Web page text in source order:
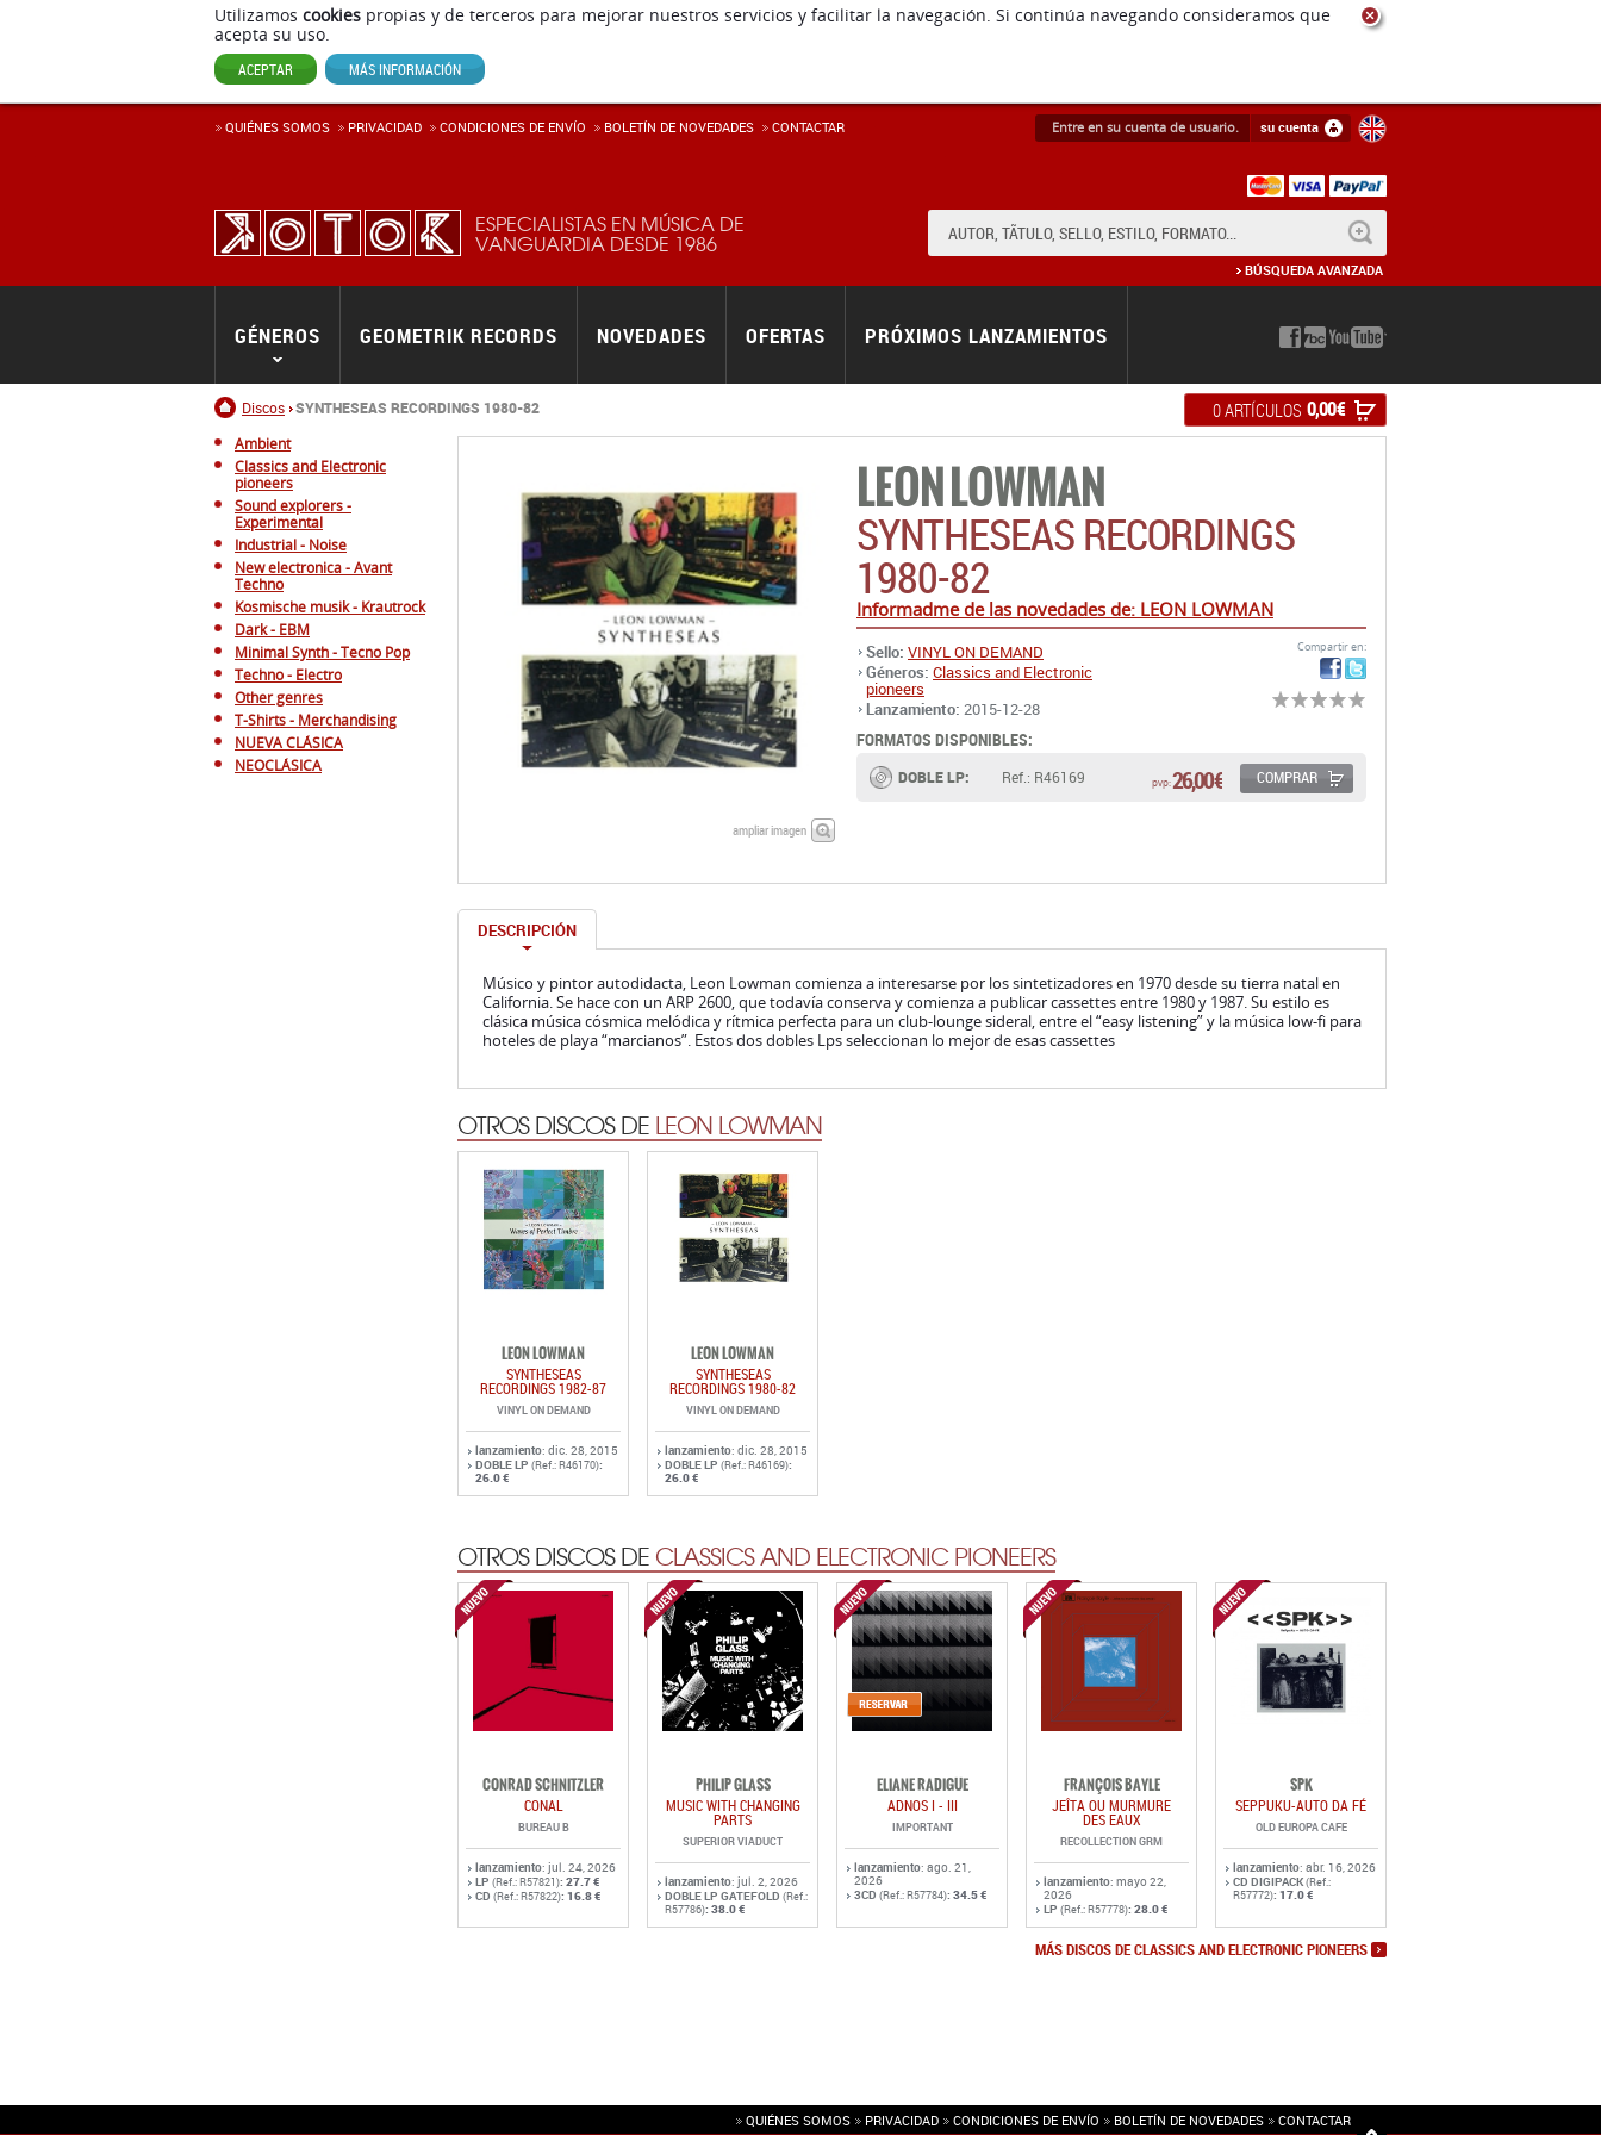
Utilizamos cookies propias y de terceros para mejorar nuestros servicios y facilitar la navegación. Si continúa navegando consideramos que
acepta su uso.
ACEPTAR MÁS INFORMACIÓN
ESPECIALISTAS EN MÚSICA DE
VANGUARDIA DESDE 1986
Inicio
Discos SYNTHESEAS RECORDINGS 1980-82
Entre en su cuenta de usuario. su cuenta
BÚSQUEDA AVANZADA
0 ARTÍCULOS 0,00 €
GÉNEROS GEOMETRIK RECORDS NOVEDADES OFERTAS PRÓXIMOS LANZAMIENTOS
QUIÉNES SOMOS PRIVACIDAD CONDICIONES DE ENVÍ­O BOLETÍN DE NOVEDADES CONTACTAR
Ambient
Classics and Electronic
pioneers
Sound explorers -
Experimental
Industrial - Noise
New electronica - Avant
Techno
Kosmische musik - Krautrock
Dark - EBM
Minimal Synth - Tecno Pop
Techno - Electro
Other genres
T-Shirts - Merchandising
NUEVA CLÁSICA
NEOCLÁSICA
LEON LOWMAN
SYNTHESEAS RECORDINGS
1980-82
Informadme de las novedades de: LEON LOWMAN
ampliar imagen
Sello: VINYL ON DEMAND
Géneros: Classics and Electronic
pioneers
Lanzamiento: 2015-12-28
Compartir en:
FORMATOS DISPONIBLES:
DOBLE LP: Ref.: R46169 pvp:26,00 € COMPRAR
DESCRIPCIÓN
Músico y pintor autodidacta, Leon Lowman comienza a interesarse por los sintetizadores en 1970 desde su tierra natal en
California. Se hace con un ARP 2600, que todavía conserva y comienza a publicar cassettes entre 1980 y 1987. Su estilo es
clásica música cósmica melódica y rítmica perfecta para un club-lounge sideral, entre el “easy listening” y la música low-fi para
hoteles de playa “marcianos”. Estos dos dobles Lps seleccionan lo mejor de esas cassettes
OTROS DISCOS DE LEON LOWMAN
LEON LOWMAN
SYNTHESEAS
RECORDINGS 1982-87
VINYL ON DEMAND
lanzamiento: dic. 28, 2015
DOBLE LP (Ref.: R46170):
26.0 €
LEON LOWMAN
SYNTHESEAS
RECORDINGS 1980-82
VINYL ON DEMAND
lanzamiento: dic. 28, 2015
DOBLE LP (Ref.: R46169):
26.0 €
OTROS DISCOS DE CLASSICS AND ELECTRONIC PIONEERS
CONRAD SCHNITZLER
CONAL
BUREAU B
lanzamiento: jul. 24, 2026
LP (Ref.: R57821): 27.7 €
CD (Ref.: R57822): 16.8 €
PHILIP GLASS
MUSIC WITH CHANGING
PARTS
SUPERIOR VIADUCT
lanzamiento: jul. 2, 2026
DOBLE LP GATEFOLD (Ref.:
R57786): 38.0 €
ELIANE RADIGUE
ADNOS I - III
IMPORTANT
lanzamiento: ago. 21,
2026
3CD (Ref.: R57784): 34.5 €
FRANÇOIS BAYLE
JEÎTA OU MURMURE
DES EAUX
RECOLLECTION GRM
lanzamiento: mayo 22,
2026
LP (Ref.: R57778): 28.0 €
SPK
SEPPUKU-AUTO DA FÉ
OLD EUROPA CAFE
lanzamiento: abr. 16, 2026
CD DIGIPACK(Ref.:
R57772): 17.0 €
MÁS DISCOS DE CLASSICS AND ELECTRONIC PIONEERS
QUIÉNES SOMOS PRIVACIDAD CONDICIONES DE ENVÍO BOLETÍN DE NOVEDADES CONTACTAR